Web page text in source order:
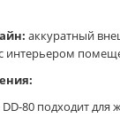
аккуратный
интерьером
80 подходит для